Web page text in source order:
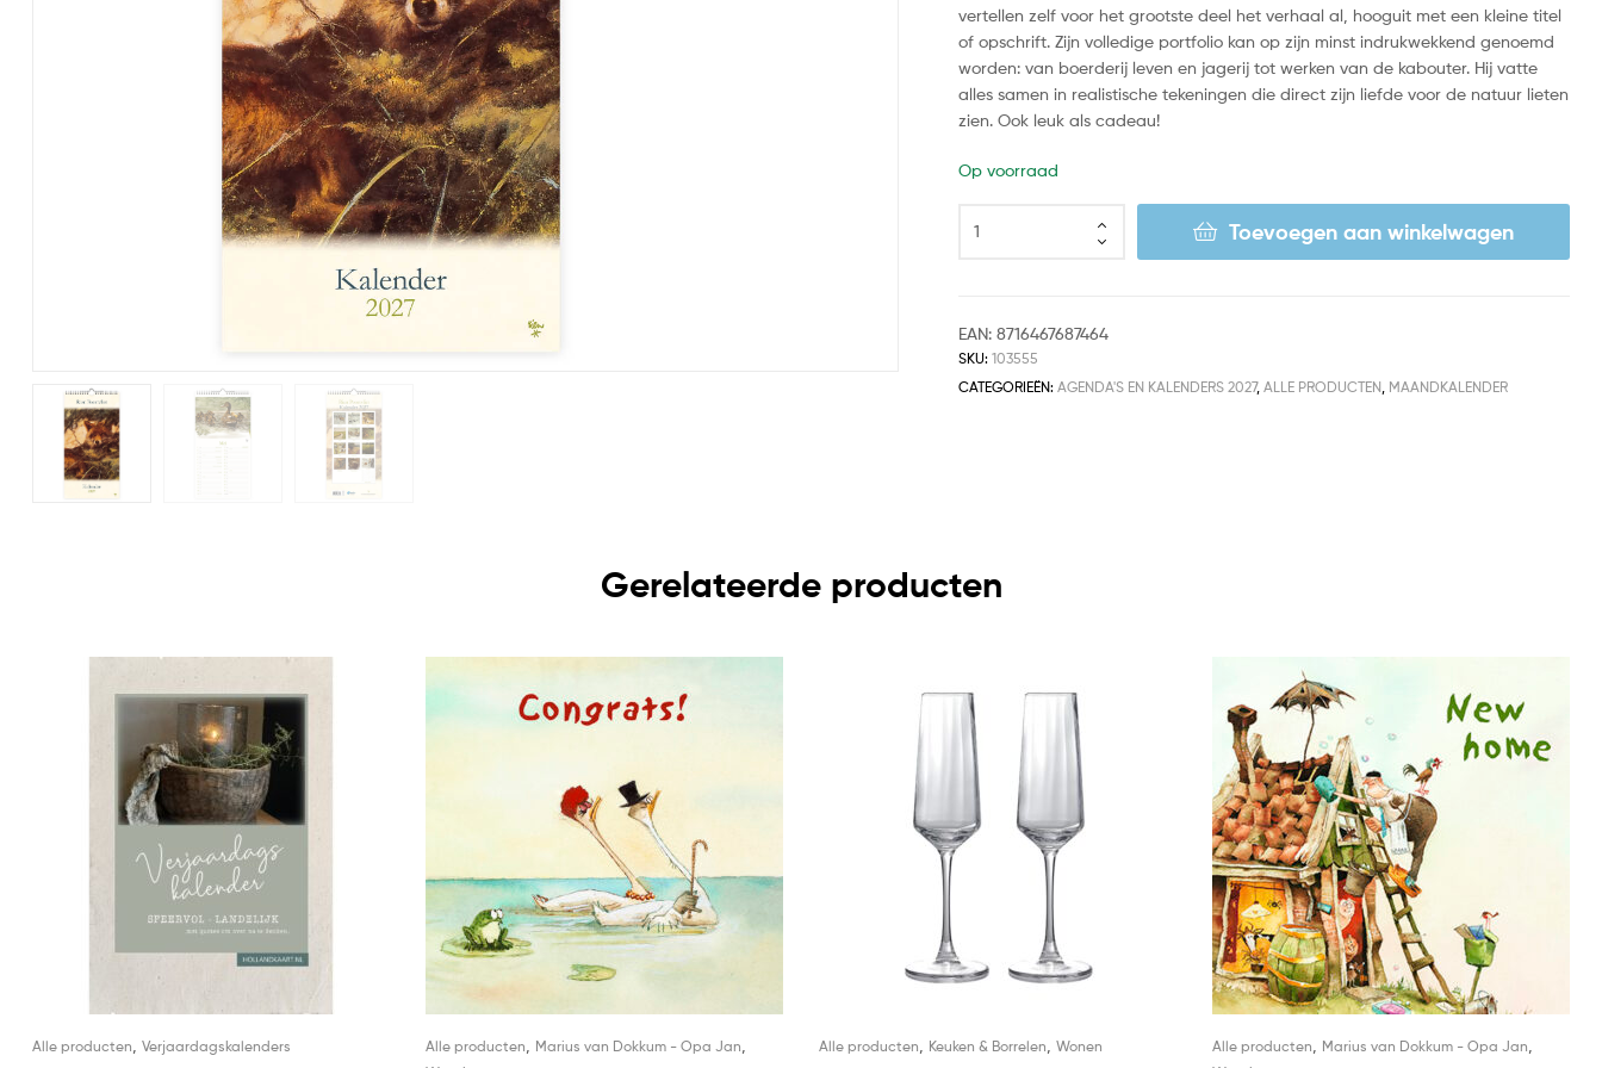
vertellen zelf voor het grootste deel het verhaal al, hooguit met een kleine titel
of opschrift. Zijn volledige portfolio kan op zijn minst indrukwekkend genoemd
worden: van boerderij leven en jagerij tot werken van de kabouter. Hij vatte
alles samen in realistische tekeningen die direct zijn liefde voor de natuur lieten
zien. Ook leuk als cadeau!
Op voorraad
Toevoegen aan winkelwagen
EAN:8716467687464
SKU:103555
CATEGORIEËN:AGENDA'S EN KALENDERS 2027,ALLE PRODUCTEN MAANDKALENDER
Gerelateerde producten
Alle producten, Verjaardagskalenders Alle producten, Marius van Dokkum - Opa Jan, Alle producten, Keuken & Borrelen, Wonen Alle producten, Marius van Dokkum - Opa Jan,